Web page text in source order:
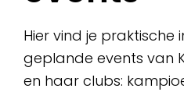
Hier vind je
geplande events van
en haar clubs: